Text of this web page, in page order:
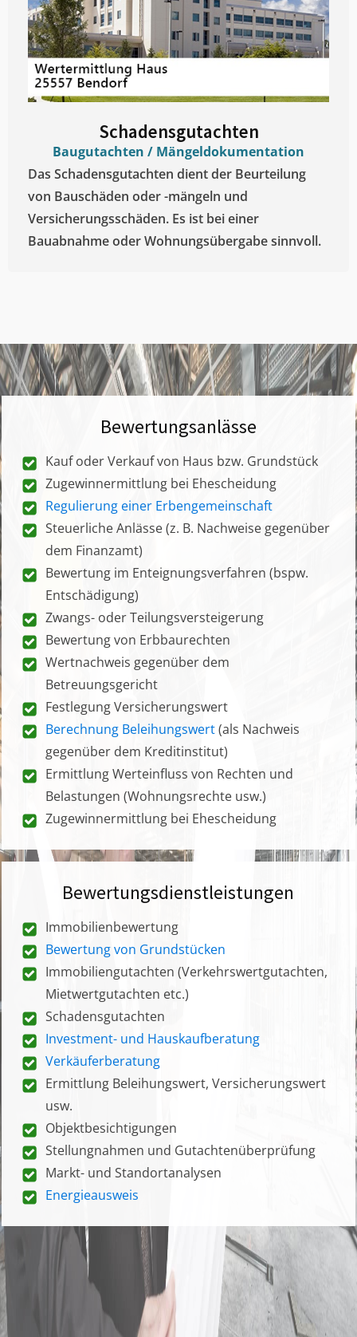
Schadensgutachten
Baugutachten / Mängeldokumentation
Das Schadensgutachten dient der Beurteilung
von Bauschäden oder -mängeln und
Versicherungsschäden. Es ist bei einer
Bauabnahme oder Wohnungsübergabe sinnvoll.
Bewertungsanlässe
Kauf oder Verkauf von Haus bzw. Grundstück
Zugewinnermittlung bei Ehescheidung
Regulierung einer Erbengemeinschaft
Steuerliche Anlässe (z. B. Nachweise gegenüber
dem Finanzamt)
Bewertung im Enteignungsverfahren (bspw.
Entschädigung)
Zwangs- oder Teilungsversteigerung
Bewertung von Erbbaurechten
Wertnachweis gegenüber dem
Betreuungsgericht
Festlegung Versicherungswert
Berechnung Beleihungswert(als Nachweis
gegenüber dem Kreditinstitut)
Ermittlung Werteinfluss von Rechten und
Belastungen (Wohnungsrechte usw.)
Zugewinnermittlung bei Ehescheidung
Bewertungsdienstleistungen
Immobilienbewertung
Bewertung von Grundstücken
Immobiliengutachten (Verkehrswertgutachten,
Mietwertgutachten etc.)
Schadensgutachten
Investment- und Hauskaufberatung
Verkäuferberatung
Ermittlung Beleihungswert, Versicherungswert
usw.
Objektbesichtigungen
Stellungnahmen und Gutachtenüberprüfung
Markt- und Standortanalysen
Energieausweis